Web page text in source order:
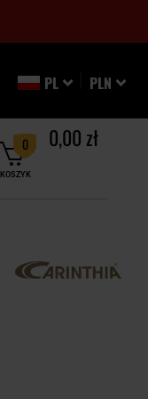
PLN
PL
KOSZYK
0 0,00 zł